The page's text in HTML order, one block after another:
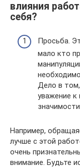
влияния
себя?
Просьба.
мало кто
Дело в
уважение к
Например,
лучше с этой
очень
внимание. Будьте